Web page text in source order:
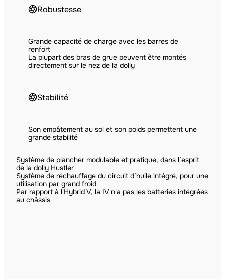
Robustesse
Grande capacité de charge avec les barres de
renfort
La plupart des bras de grue peuvent être montés
directement sur le nez de la dolly
Stabilité
Son empâtement au sol et son poids permettent une
grande stabilité
Système de plancher modulable et pratique, dans l’esprit
de la dolly Hustler
Système de réchauffage du circuit d’huile intégré, pour une
utilisation par grand froid
Par rapport à l'Hybrid V, la IV n'a pas les batteries intégrées
au châssis